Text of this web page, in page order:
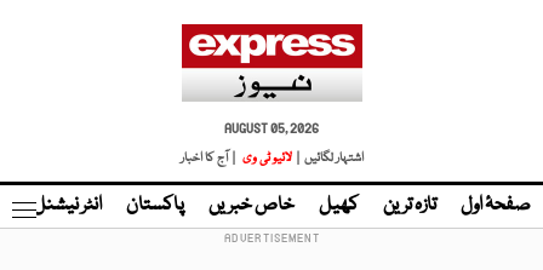
AUGUST 05, 2026
اشتہار لگائیں |
لائیو ٹی وی | آج کا اخبار
صفحۂ اول تازہ ترین کھیل خاص خبریں پاکستان انٹر نیشنل